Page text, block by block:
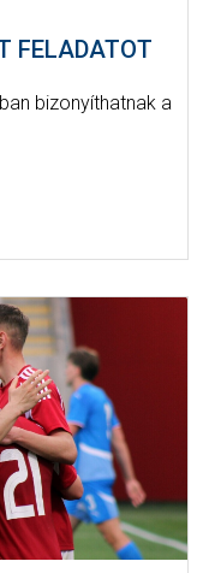
FELADATOT
bizonyíthatnak a